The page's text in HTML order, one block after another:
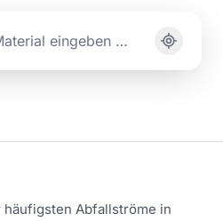
Abfallströme in